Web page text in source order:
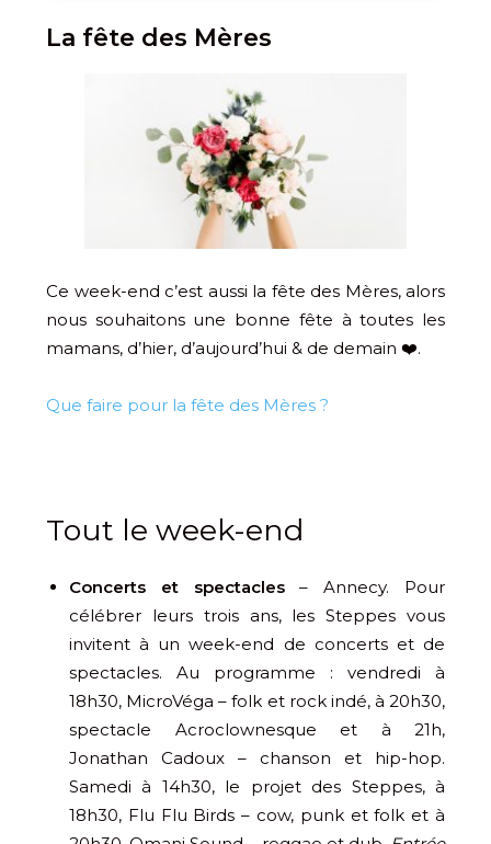
La fête des Mères
Ce week-end c’est aussi la fête des Mères, alors
nous souhaitons une bonne fête à toutes les
mamans, d’hier, d’aujourd’hui & de demain ❤️.
Que faire pour la fête des Mères ?
Tout le week-end
Concerts et spectacles– Annecy. Pour
célébrer leurs trois ans, les Steppes vous
invitent à un week-end de concerts et de
spectacles. Au programme : vendredi à
18h30, MicroVéga – folk et rock indé, à 20h30,
spectacle Acroclownesque et à 21h,
Jonathan Cadoux – chanson et hip-hop.
Samedi à 14h30, le projet des Steppes, à
18h30, Flu Flu Birds – cow, punk et folk et à